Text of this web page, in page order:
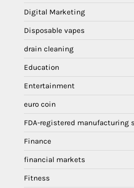
Digital Marketing
Disposable vapes
drain cleaning
Education
Entertainment
euro coin
FDA-registered manufacturing
Finance
financial markets
Fitness